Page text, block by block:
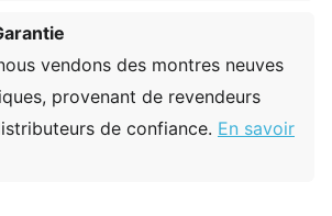
vendons des montres neuves
provenant de revendeurs
de confiance. En savoir